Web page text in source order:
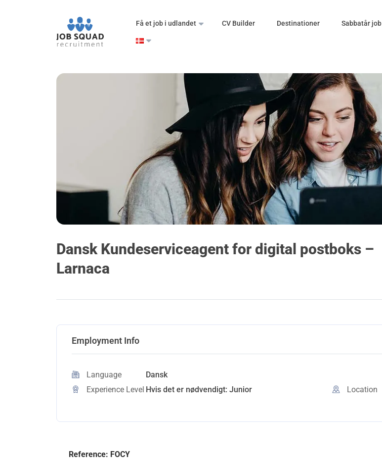
Få et job i udlandet CV Builder Destinationer Sabbatår job
Dansk Kundeserviceagent for digital postboks –
Larnaca
Employment Info
Language
Dansk
Experience Level Hvis det er nødvendigt: Junior Location
Reference: FOCY